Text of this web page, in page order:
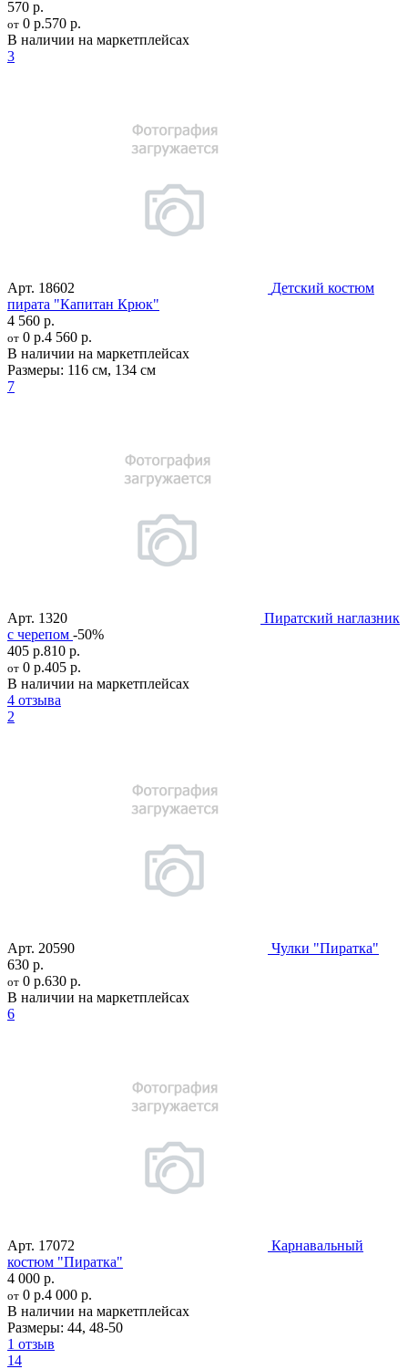
570 р.
от 0 р.570 р.
В наличии на маркетплейсах
3
Арт. 18602
Детский костюм
пирата "Капитан Крюк"
4 560 р.
от 0 р.4 560 р.
В наличии на маркетплейсах
Размеры: 116 см, 134 см
7
Арт. 1320
Пиратский наглазник
c черепом -50%
405 р.810 р.
от 0 р.405 р.
В наличии на маркетплейсах
4 отзыва
2
Арт. 20590
Чулки "Пиратка"
630 р.
от 0 р.630 р.
В наличии на маркетплейсах
6
Арт. 17072
Карнавальный
костюм "Пиратка"
4 000 р.
от 0 р.4 000 р.
В наличии на маркетплейсах
Размеры: 44, 48-50
1 отзыв
14